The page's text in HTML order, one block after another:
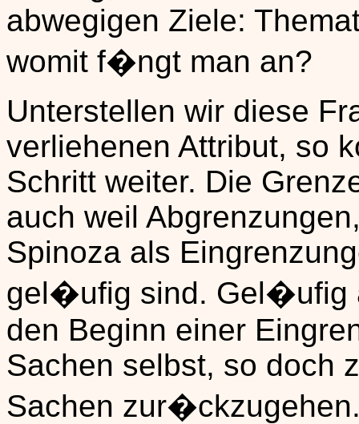
abwegigen Ziele:
womit f�ngt man an?
Unterstellen wir diese
verliehenen Attribut, so
Schritt weiter. Die
auch weil
Spinoza als
gel�ufig sind. Gel�ufig
den Beginn einer
Sachen selbst, so doch
Sachen